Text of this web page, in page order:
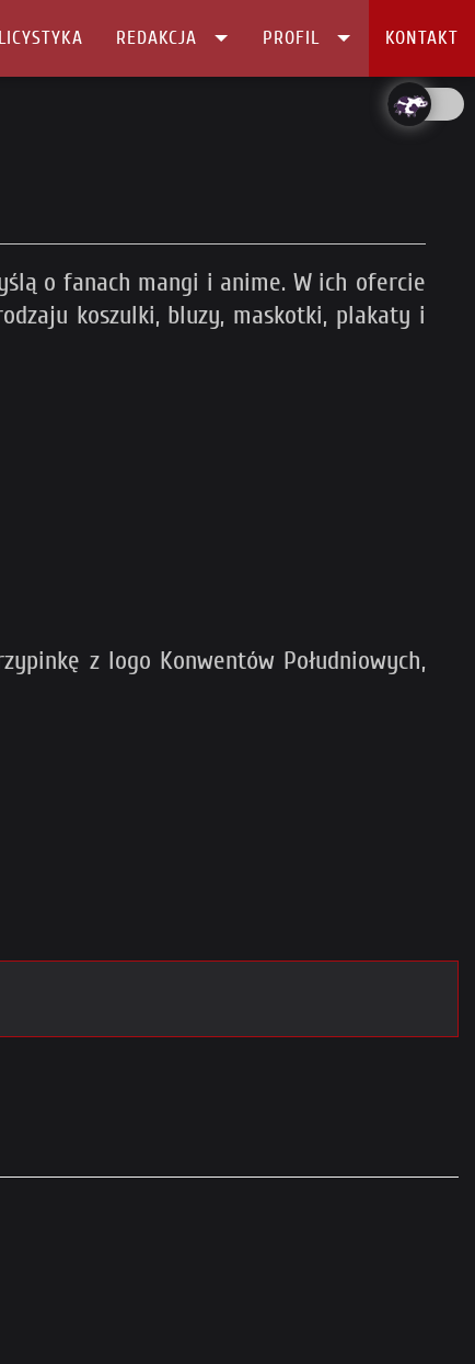
REDAKCJA PROFIL KONTAKT
o fanach mangi i anime. W ich ofercie
koszulki, bluzy, maskotki, plakaty i
z logo Konwentów Południowych,